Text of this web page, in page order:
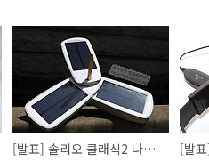
[발표] 솔리오 클래식2 나눔이벤트 진행합니다.